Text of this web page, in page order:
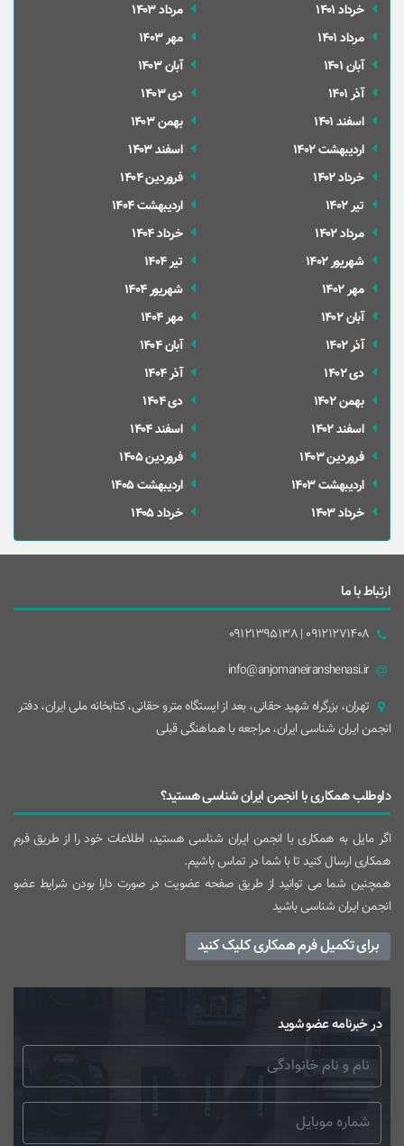
خرداد 1401
مرداد 1401
آبان 1401
آذر 1401
اسفند 1401
ارديبهشت 1402
خرداد 1402
تير 1402
مرداد 1402
شهریور 1402
مهر 1402
آبان 1402
آذر 1402
دی 1402
بهمن 1402
اسفند 1402
فروردین 1403
ارديبهشت 1403
خرداد 1403
مرداد 1403
مهر 1403
آبان 1403
دی 1403
بهمن 1403
اسفند 1403
فروردین 1404
ارديبهشت 1404
خرداد 1404
تير 1404
شهریور 1404
مهر 1404
آبان 1404
آذر 1404
دی 1404
اسفند 1404
فروردین 1405
ارديبهشت 1405
خرداد 1405
ارتباط با ما
09121271408 | 09121395138
info@anjomaneiranshenasi.ir
تهران، بزرگراه شهيد حقانی، بعد از ايستگاه مترو حقانی، کتابخانه ملی ایران، دفتر
انجمن ایران شناسی ایران، مراجعه با هماهنگی قبلی
داوطلب همکاری با انجمن ایران شناسی هستید؟
اگر مایل به همکاری با انجمن ایران شناسی هستید، اطلاعات خود را از طریق فرم
همکاری ارسال کنید تا با شما در تماس باشیم.
همچنین شما می توانید از طریق صفحه عضویت در صورت دارا بودن شرایط عضو
انجمن ایران شناسی باشید
برای تکمیل فرم همکاری کلیک کنید
در خبرنامه عضو شوید